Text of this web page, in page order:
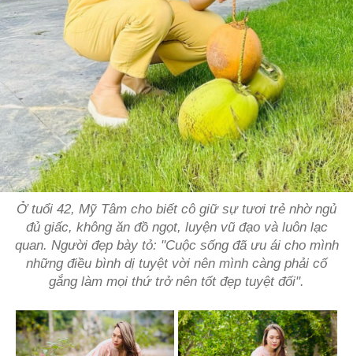
Ở tuổi 42, Mỹ Tâm cho biết cô giữ sự tươi trẻ nhờ ngủ
đủ giấc, không ăn đồ ngọt, luyện vũ đạo và luôn lạc
quan. Người đẹp bày tỏ: "Cuộc sống đã ưu ái cho mình
những điều bình dị tuyệt vời nên mình càng phải cố
gắng làm mọi thứ trở nên tốt đẹp tuyệt đối".